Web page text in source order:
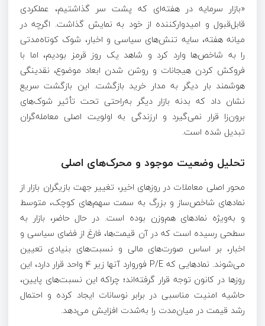
«بازار سرمایه در هفته‌ای که پشت سر گذاشتیم، عملکردی
قابل‌قبول و امیدوارکننده از خود به نمایش گذاشت. اگرچه در
میانه هفته، سایه تنش‌های سیاسی و اخبار، شوک کوتاه‌مدتی
را به شاخص‌ها وارد کرد و شاهد یک روز قرمز بودیم، اما با
فروکش کردن هیجانات و روشن شدن ابعاد موضوع، نقدینگی
هوشمند بار دیگر به مدار خرید بازگشت. این بازگشت سریع
نشان داد که بدنه بازار دیگر به‌راحتی تحت تأثیر شوک‌های
برون‌زا قرار نمی‌گیرد و ارزندگی به اولویت اصلی معامله‌گران
تبدیل شده است.
تحلیل وضعیت موجود و محرک‌های اصلی
محور اصلی معاملات در روز‌های اخیر، تغییر جهت بازیگران بازار از
نماد‌های شاخص‌ساز و بزرگ به سمت سهم‌های کوچک، متوسط
و به‌ویژه نماد‌های هم‌وزن بوده است. در حال حاضر، بازار به
سطحی رسیده است که در آن قیمت‌ها، فارغ از فضای سیاسی و
اخبار، بر اساس صورت‌های مالی و نسبت‌های بنیادی تعیین
می‌شوند. نماد‌هایی که P/E فوروارد آنها زیر ۴ واحد قرار دارد، این
روز‌ها در کانون توجه قرار گرفته‌اند؛ چراکه این نسبت‌های پایین،
حاشیه امنیت مناسبی در برابر نوسانات ایجاد کرده و احتمال
رشد قیمت در میان‌مدت را به‌شدت افزایش می‌دهد.